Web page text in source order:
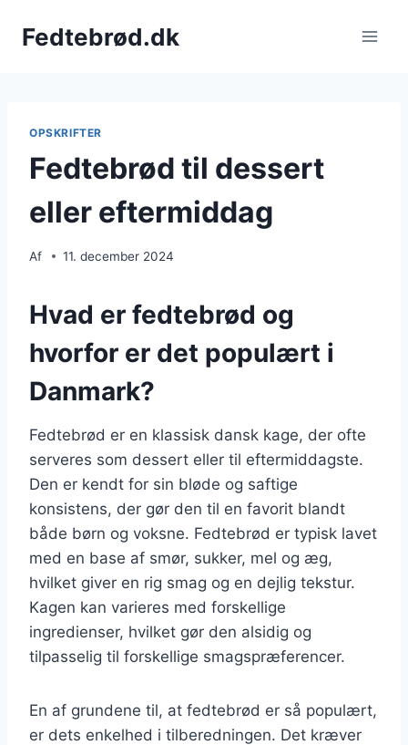
Fedtebrød.dk
OPSKRIFTER
Fedtebrød til dessert
eller eftermiddag
Af 11. december 2024
Hvad er fedtebrød og
hvorfor er det populært i
Danmark?
Fedtebrød er en klassisk dansk kage, der ofte
serveres som dessert eller til eftermiddagste.
Den er kendt for sin bløde og saftige
konsistens, der gør den til en favorit blandt
både børn og voksne. Fedtebrød er typisk lavet
med en base af smør, sukker, mel og æg,
hvilket giver en rig smag og en dejlig tekstur.
Kagen kan varieres med forskellige
ingredienser, hvilket gør den alsidig og
tilpasselig til forskellige smagspræferencer.
En af grundene til, at fedtebrød er så populært,
er dets enkelhed i tilberedningen. Det kræver